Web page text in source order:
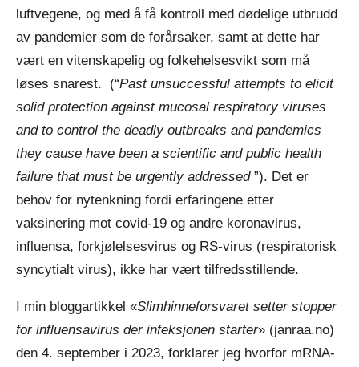
luftvegene, og med å få kontroll med dødelige utbrudd
av pandemier som de forårsaker, samt at dette har
vært en vitenskapelig og folkehelsesvikt som må
løses snarest. (“Past unsuccessful attempts to elicit
solid protection against mucosal respiratory viruses
and to control the deadly outbreaks and pandemics
they cause have been a scientific and public health
failure that must be urgently addressed ”). Det er
behov for nytenkning fordi erfaringene etter
vaksinering mot covid-19 og andre koronavirus,
influensa, forkjølelsesvirus og RS-virus (respiratorisk
syncytialt virus), ikke har vært tilfredsstillende.
I min bloggartikkel «Slimhinneforsvaret setter stopper
for influensavirus der infeksjonen starter» (janraa.no)
den 4. september i 2023, forklarer jeg hvorfor mRNA-